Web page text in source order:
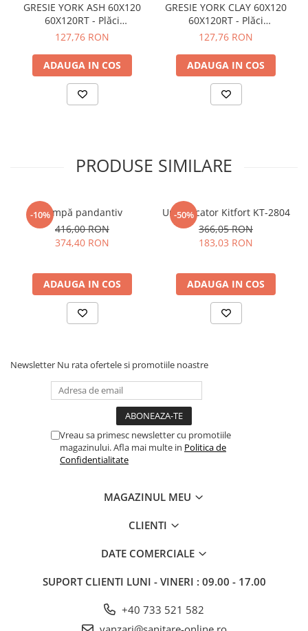
GRESIE YORK ASH 60X120
60X120RT - Plăci
porțelanate rectificate
mm,nuanță neutră Ash
127,76 RON
ADAUGA IN COS
GRESIE YORK CLAY 60X120
60X120RT - Plăci
porțelanate rectificate
nuanță caldă Clay
127,76 RON
ADAUGA IN COS
PRODUSE SIMILARE
-10%Lampă pandantiv
416,00 RON
374,40 RON
ADAUGA IN COS
-50%
Umidificator Kitfort KT-2804
366,05 RON
183,03 RON
ADAUGA IN COS
Newsletter Nu rata ofertele si promotiile noastre
Vreau sa primesc newsletter cu promotiile
magazinului. Afla mai multe in Politica de
Confidentialitate
MAGAZINUL MEU
CLIENTI
DATE COMERCIALE
SUPORT CLIENTI LUNI - VINERI : 09.00 - 17.00
+40 733 521 582